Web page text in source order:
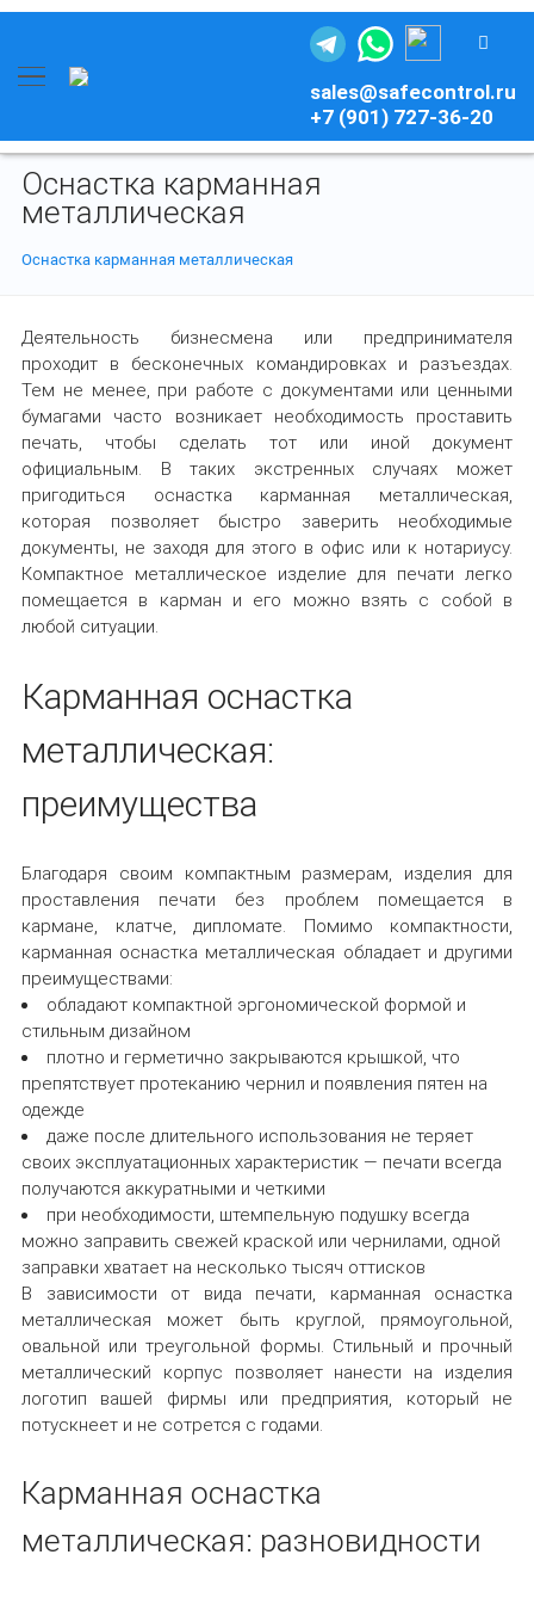
sales@safecontrol.ru
+7 (901) 727-36-20
Оснастка карманная
металлическая
Оснастка карманная металлическая
Деятельность бизнесмена или предпринимателя
проходит в бесконечных командировках и разъездах.
Тем не менее, при работе с документами или ценными
бумагами часто возникает необходимость проставить
печать, чтобы сделать тот или иной документ
официальным. В таких экстренных случаях может
пригодиться оснастка карманная металлическая,
которая позволяет быстро заверить необходимые
документы, не заходя для этого в офис или к нотариусу.
Компактное металлическое изделие для печати легко
помещается в карман и его можно взять с собой в
любой ситуации.
Карманная оснастка
металлическая:
преимущества
Благодаря своим компактным размерам, изделия для
проставления печати без проблем помещается в
кармане, клатче, дипломате. Помимо компактности,
карманная оснастка металлическая обладает и другими
преимуществами:
обладают компактной эргономической формой и
стильным дизайном
плотно и герметично закрываются крышкой, что
препятствует протеканию чернил и появления пятен на
одежде
даже после длительного использования не теряет
своих эксплуатационных характеристик — печати всегда
получаются аккуратными и четкими
при необходимости, штемпельную подушку всегда
можно заправить свежей краской или чернилами, одной
заправки хватает на несколько тысяч оттисков
В зависимости от вида печати, карманная оснастка
металлическая может быть круглой, прямоугольной,
овальной или треугольной формы. Стильный и прочный
металлический корпус позволяет нанести на изделия
логотип вашей фирмы или предприятия, который не
потускнеет и не сотрется с годами.
Карманная оснастка
металлическая: разновидности